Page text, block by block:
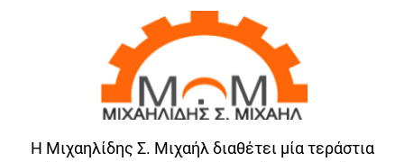
Η Μιχαηλίδης Σ. Μιχαήλ διαθέτει μία τεράστια